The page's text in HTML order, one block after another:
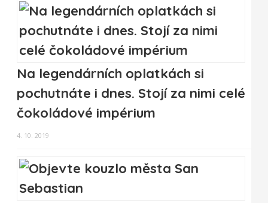
Na legendárních oplatkách si
pochutnáte i dnes. Stojí za nimi celé
čokoládové impérium
4. 10. 2019